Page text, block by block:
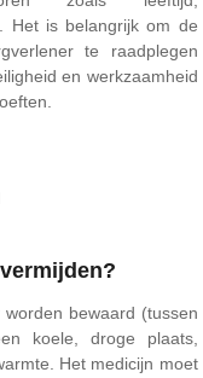
Het is belangrijk om de
te raadplegen
en werkzaamheid
bewaard (tussen
koele, droge plaats,
Het medicijn moet